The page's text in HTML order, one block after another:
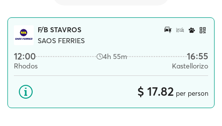
F/B STAVROS
SAOS FERRIES
12:00 4h 55m 16:55
Rhodos Kastellorizo
$ 17.82 per person